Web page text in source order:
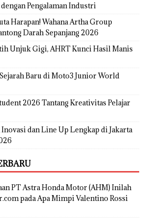
Pengalaman Industri
Harapan! Wahana Artha Group
Darah Sepanjang 2026
Unjuk Gigi, AHRT Kunci Hasil Manis
Baru di Moto3 Junior World
2026 Tantang Kreativitas Pelajar
dan Line Up Lengkap di Jakarta
PT Astra Honda Motor (AHM) Inilah
pada Apa Mimpi Valentino Rossi